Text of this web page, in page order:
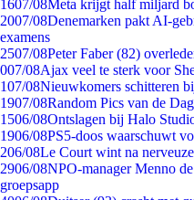
1607/08Meta krijgt half miljard
2007/08Denemarken pakt AI-
examens
2507/08Peter Faber (82)
007/08Ajax veel te sterk voor
107/08Nieuwkomers schitteren
1907/08Random Pics van de
1506/08Ontslagen bij Halo
1906/08PS5-doos waarschuwt
206/08Le Court wint na
2906/08NPO-manager Menno
groepsapp